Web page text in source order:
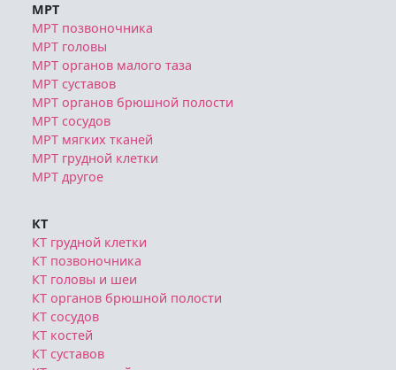
МРТ
МРТ позвоночника
МРТ головы
МРТ органов малого таза
МРТ суставов
МРТ органов брюшной полости
МРТ сосудов
МРТ мягких тканей
МРТ грудной клетки
МРТ другое
КТ
КТ грудной клетки
КТ позвоночника
КТ головы и шеи
КТ органов брюшной полости
КТ сосудов
КТ костей
КТ суставов